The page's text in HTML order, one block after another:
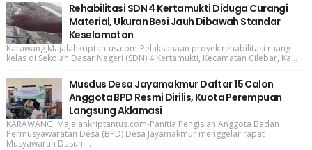
Rehabilitasi SDN 4 Kertamukti Diduga Curangi
Material, Ukuran Besi Jauh Dibawah Standar
Keselamatan
Karawang,Majalahkriptantus.com-Pelaksanaan proyek rehabilitasi ruang
kelas di Sekolah Dasar Negeri (SDN) 4 Kertamukti, Kecamatan Cilebar, Ka...
Musdus Desa Jayamakmur Daftar 15 Calon
Anggota BPD Resmi Dirilis, Kuota Perempuan
Langsung Aklamasi
KARAWANG, Majalahkriptantus.com-Panitia Pengisian Anggota Badan
Permusyawaratan Desa (BPD) Desa Jayamakmur menggelar rapat
Musyawarah Dusun ...